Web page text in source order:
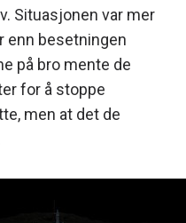
Situasjonen var mer
enn besetningen
på bro mente de
for å stoppe
men at det de